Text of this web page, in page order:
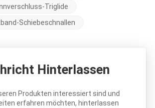
Triglide
Schiebeschnallen
Hinterlassen
Produkten interessiert sind und
erfahren möchten, hinterlassen